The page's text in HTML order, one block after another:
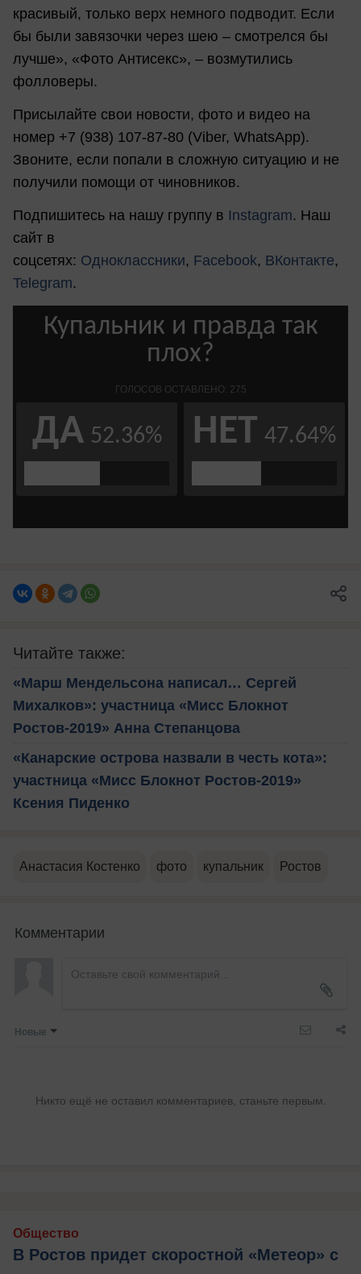
красивый, только верх немного подводит. Если
бы были завязочки через шею – смотрелся бы
лучше», «Фото Антисекс», – возмутились
фолловеры.
Присылайте свои новости, фото и видео на
номер +7 (938) 107-87-80 (Viber, WhatsApp).
Звоните, если попали в сложную ситуацию и не
получили помощи от чиновников.
Подпишитесь на нашу группу в Instagram. Наш
сайт в
соцсетях: Одноклассники, Facebook, ВКонтакте,
Telegram.
Читайте также:
«Марш Мендельсона написал… Сергей
Михалков»: участница «Мисс Блокнот
Ростов-2019» Анна Степанцова
«Канарские острова назвали в честь кота»:
участница «Мисс Блокнот Ростов-2019»
Ксения Пиденко
Анастасия Костенко фото купальник Ростов
Комментарии
Новые
Никто ещё не оставил комментариев, станьте первым.
Общество
В Ростов придет скоростной «Метеор» с